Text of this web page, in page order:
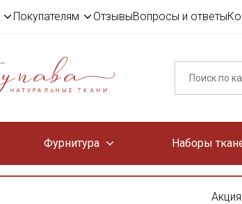
Покупателям ОтзывыВопросы и ответы
Фурнитура Наборы